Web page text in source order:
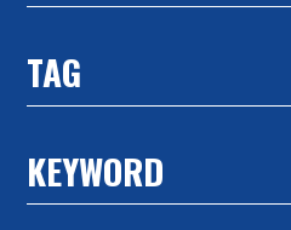
TAG
KEYWORD